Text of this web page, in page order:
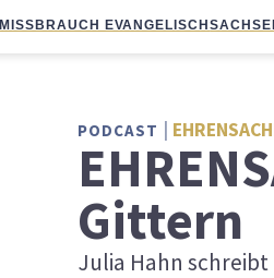
MISSBRAUCH EVANGELISCH
PODCAST
Gittern
Julia Hahn schreibt